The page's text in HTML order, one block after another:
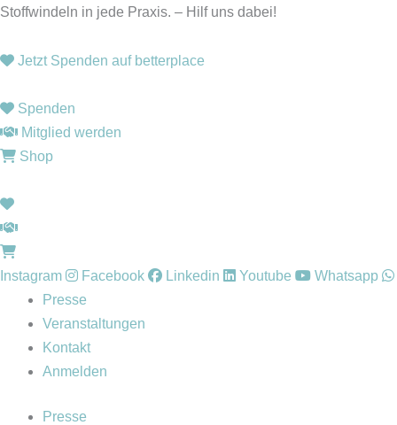
Zum
springen
Stoffwindeln in jede Praxis. – Hilf uns dabei!
Jetzt Spenden auf betterplace
Spenden
Mitglied werden
Shop
Instagram Facebook Linkedin Youtube
Whatsapp
Presse
Veranstaltungen
Kontakt
Anmelden
Presse